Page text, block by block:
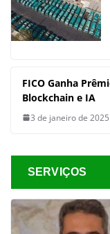
FICO Ganha
Blockchain e IA
3 de janeiro de 2025
SERVIÇOS